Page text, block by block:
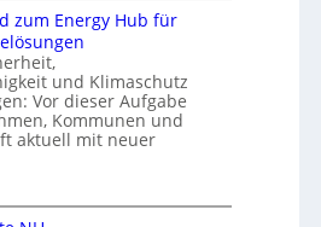
zum Energy Hub für
und Klimaschutz
Vor dieser Aufgabe
Kommunen und
aktuell mit neuer